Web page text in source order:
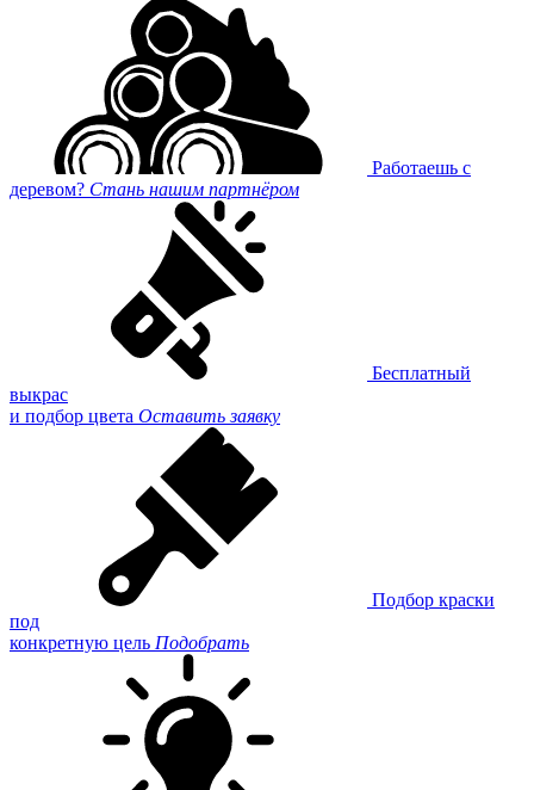
Работаешь с
деревом? Стань нашим партнёром
Бесплатный
выкрас
и подбор цвета Оставить заявку
Подбор краски
под
конкретную цель Подобрать